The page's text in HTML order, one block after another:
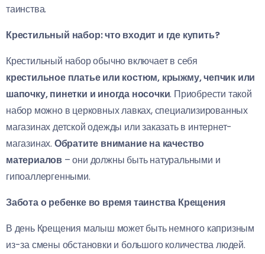
таинства.
Крестильный набор: что входит и где купить?
Крестильный набор обычно включает в себя
крестильное платье или костюм, крыжму, чепчик или
шапочку, пинетки и иногда носочки. Приобрести такой
набор можно в церковных лавках, специализированных
магазинах детской одежды или заказать в интернет-
магазинах. Обратите внимание на качество
материалов – они должны быть натуральными и
гипоаллергенными.
Забота о ребенке во время таинства Крещения
В день Крещения малыш может быть немного капризным
из-за смены обстановки и большого количества людей.